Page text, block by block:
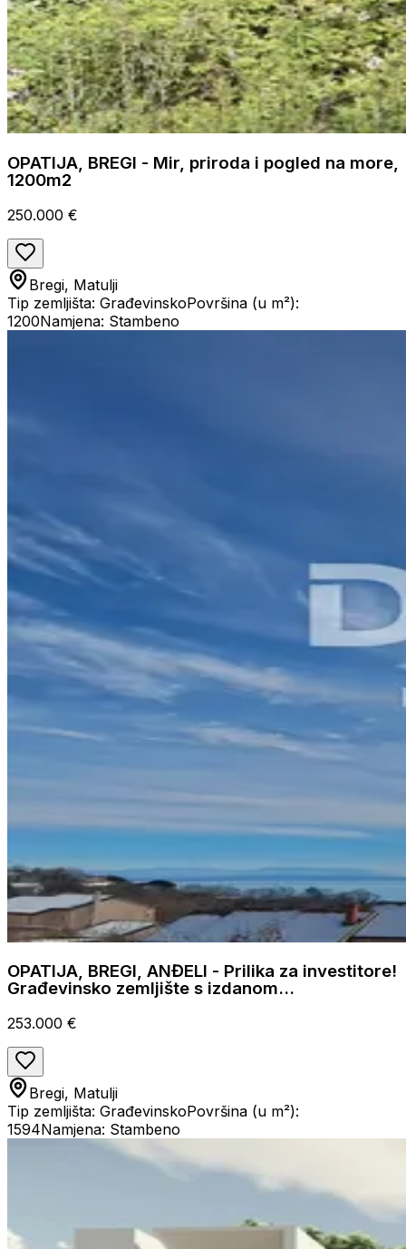
OPATIJA, BREGI - Mir, priroda i pogled na more,
1200m2
250.000 €
Bregi, Matulji
Tip zemljišta: GrađevinskoPovršina (u m²):
1200Namjena: Stambeno
OPATIJA, BREGI, ANĐELI - Prilika za investitore!
Građevinsko zemljište s izdanom
komunalijama
253.000 €
Bregi, Matulji
Tip zemljišta: GrađevinskoPovršina (u m²):
1594Namjena: Stambeno